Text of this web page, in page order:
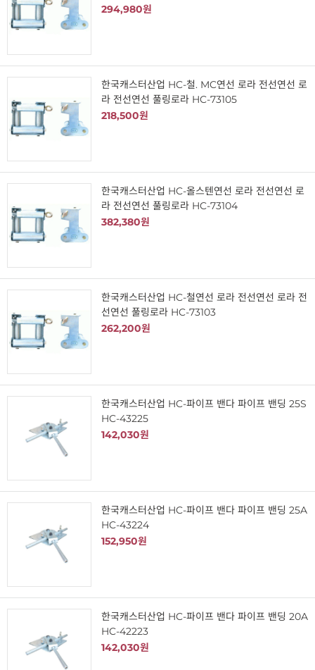
294,980원
한국캐스터산업 HC-철. MC연선 로라 전선연선 로
라 전선연선 풀링로라 HC-73105
218,500원
한국캐스터산업 HC-올스텐연선 로라 전선연선 로
라 전선연선 풀링로라 HC-73104
382,380원
한국캐스터산업 HC-철연선 로라 전선연선 로라 전
선연선 풀링로라 HC-73103
262,200원
한국캐스터산업 HC-파이프 밴다 파이프 밴딩 25S
HC-43225
142,030원
한국캐스터산업 HC-파이프 밴다 파이프 밴딩 25A
HC-43224
152,950원
한국캐스터산업 HC-파이프 밴다 파이프 밴딩 20A
HC-42223
142,030원